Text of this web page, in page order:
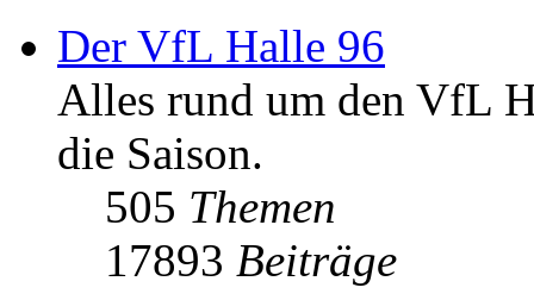
Der VfL Halle 96
Alles rund um den VfL
die Saison.
505 Themen
17893 Beiträge